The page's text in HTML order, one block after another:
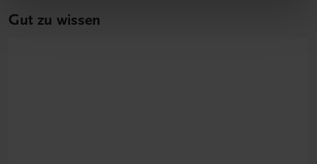
Gut zu wissen